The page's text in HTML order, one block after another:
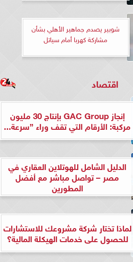
شوبير يصدم جماهير الأهلي بشأن
مشاركة كهربا أمام سياتل
اقتصاد
إنجاز GAC Group بإنتاج 30 مليون
مركبة: الأرقام التي تقف وراء ”سرعة...
الدليل الشامل للهوتلاين العقاري في
مصر – تواصل مباشر مع أفضل
المطورين
لماذا تختار شركة مشروعك للاستشارات
للحصول على خدمات الهيكلة المالية؟